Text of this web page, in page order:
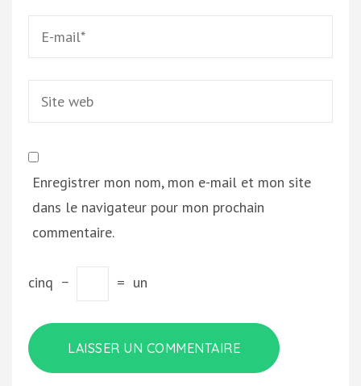
Enregistrer mon nom, mon e-mail et mon site
dans le navigateur pour mon prochain
commentaire.
cinq − = un